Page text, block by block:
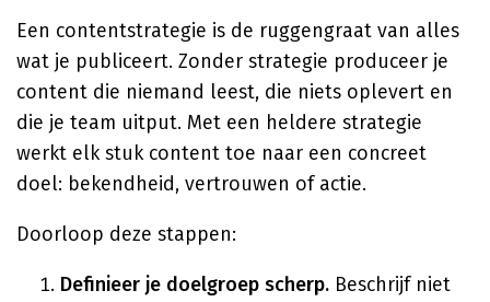
Een contentstrategie is de ruggengraat van alles
wat je publiceert. Zonder strategie produceer je
content die niemand leest, die niets oplevert en
die je team uitput. Met een heldere strategie
werkt elk stuk content toe naar een concreet
doel: bekendheid, vertrouwen of actie.
Doorloop deze stappen:
Definieer je doelgroep scherp. Beschrijf niet